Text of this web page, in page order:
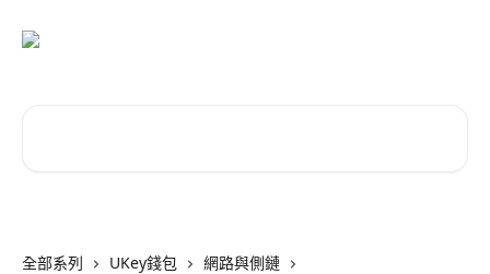
全部系列 UKey錢包
網路與側鏈